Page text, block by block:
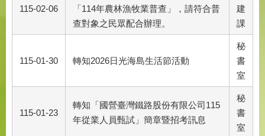
115-02-06
「114年農林漁牧業普查」，請符合普
查對象之民眾配合辦理。
建
課
115-01-30 轉知2026日光海島生活節活動
秘
書
室
115-01-23
轉知「國營臺灣鐵路股份有限公司115
年從業人員甄試」簡章暨招考訊息
秘
書
室